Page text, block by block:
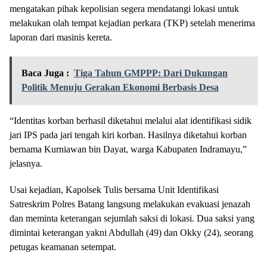
mengatakan pihak kepolisian segera mendatangi lokasi untuk
melakukan olah tempat kejadian perkara (TKP) setelah menerima
laporan dari masinis kereta.
Baca Juga : Tiga Tahun GMPPP: Dari Dukungan
Politik Menuju Gerakan Ekonomi Berbasis Desa
“Identitas korban berhasil diketahui melalui alat identifikasi sidik
jari IPS pada jari tengah kiri korban. Hasilnya diketahui korban
bernama Kurniawan bin Dayat, warga Kabupaten Indramayu,”
jelasnya.
Usai kejadian, Kapolsek Tulis bersama Unit Identifikasi
Satreskrim Polres Batang langsung melakukan evakuasi jenazah
dan meminta keterangan sejumlah saksi di lokasi. Dua saksi yang
dimintai keterangan yakni Abdullah (49) dan Okky (24), seorang
petugas keamanan setempat.